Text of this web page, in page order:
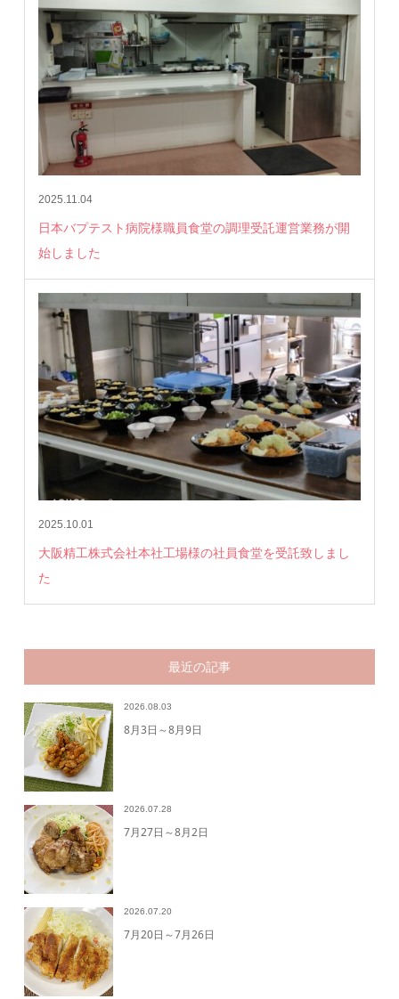
2025.11.04
日本バプテスト病院様職員食堂の調理受託運営業務が開
始しました
2025.10.01
大阪精工株式会社本社工場様の社員食堂を受託致しまし
た
最近の記事
2026.08.03
8月3日～8月9日
2026.07.28
7月27日～8月2日
2026.07.20
7月20日～7月26日